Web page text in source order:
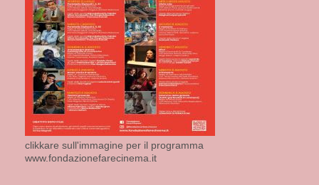
clikkare sull'immagine per il programma
www.fondazionefarecinema.it